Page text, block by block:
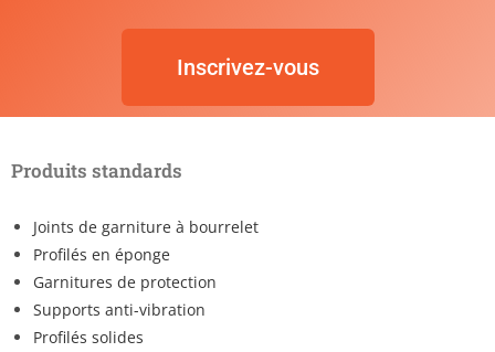
Inscrivez-vous
Produits standards
Joints de garniture à bourrelet
Profilés en éponge
Garnitures de protection
Supports anti-vibration
Profilés solides